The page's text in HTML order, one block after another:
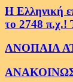
Η Ελληνική
το 2748 π.χ.!
ΑΝΟΠΑΙΑ